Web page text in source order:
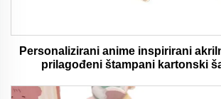
Personalizirani anime inspirirani
prilagođeni štampani kartonski